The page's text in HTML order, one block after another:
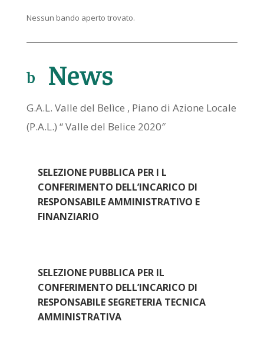
o
Nessun bando aperto trovato.
b
o
k
News
G.A.L. Valle del Belìce , Piano di Azione Locale
(P.A.L.) “ Valle del Belice 2020″
SELEZIONE PUBBLICA PER I L
CONFERIMENTO DELL’INCARICO DI
RESPONSABILE AMMINISTRATIVO E
FINANZIARIO
SELEZIONE PUBBLICA PER IL
CONFERIMENTO DELL’INCARICO DI
RESPONSABILE SEGRETERIA TECNICA
AMMINISTRATIVA